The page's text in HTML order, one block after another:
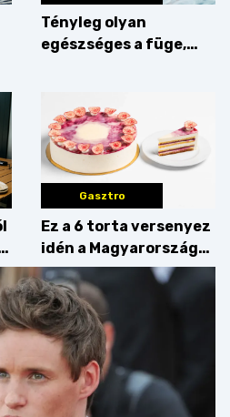
Tényleg olyan
egészséges a füge,
Gasztro
Ez a 6 torta versenyez
idén a Magyarország
tortája címért